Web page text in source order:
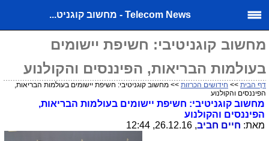
Telecom News - מחשוב קוגניט...
מחשוב קוגניטיבי: חשיפת יישומים
בעולמות הבריאות, הפיננסים והקולנוע
דף הבית >> חידושים הכרזות >> מחשוב קוגניטיבי: חשיפת יישומים בעולמות הבריאות,
הפיננסים והקולנוע
מחשוב קוגניטיבי: חשיפת יישומים בעולמות הבריאות,
הפיננסים והקולנוע
מאת: חיים חביב, 26.12.16, 12:44